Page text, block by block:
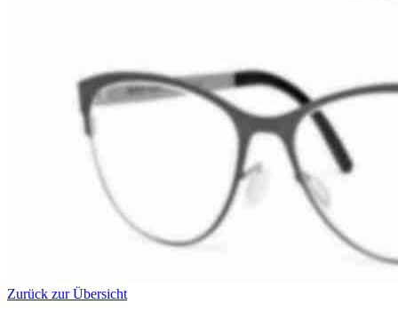
Zurück zur Übersicht